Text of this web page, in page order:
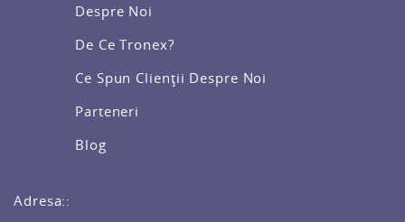
Despre Noi
De Ce Tronex?
Ce Spun Clienții Despre Noi
Parteneri
Blog
Adresa::